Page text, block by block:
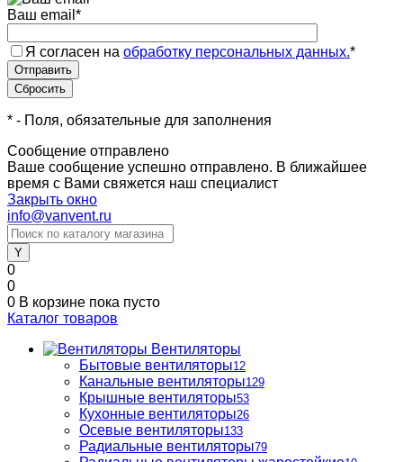
Ваш email *
Я согласен на обработку персональных данных.*
* - Поля, обязательные для заполнения
Сообщение отправлено
Ваше сообщение успешно отправлено. В ближайшее
время с Вами свяжется наш специалист
Закрыть окно
info@vanvent.ru
0
0
0 В корзине пока пусто
Каталог товаров
Вентиляторы
Бытовые вентиляторы12
Канальные вентиляторы129
Крышные вентиляторы53
Кухонные вентиляторы26
Осевые вентиляторы133
Радиальные вентиляторы79